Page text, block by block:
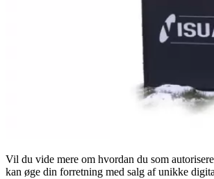
Vil du vide mere om hvordan du som
kan øge din forretning med salg af unikke